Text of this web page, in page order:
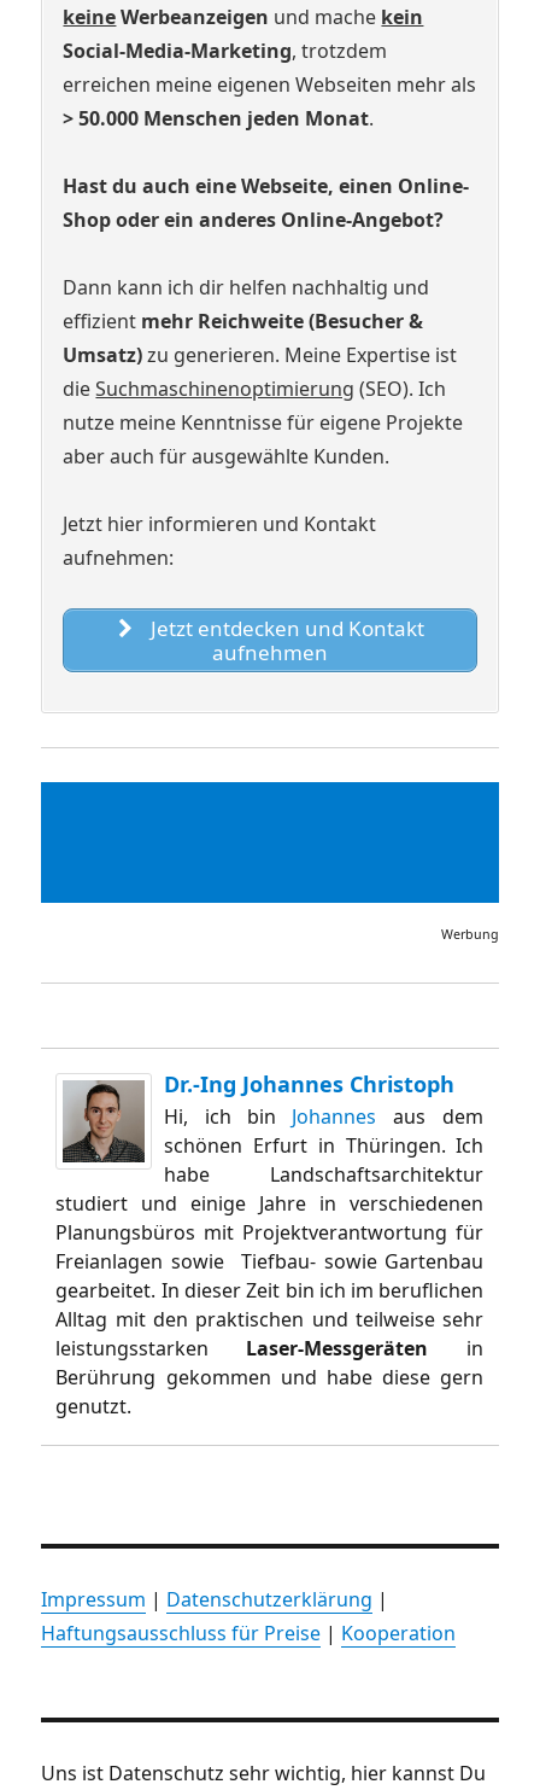
keineWerbeanzeigen und mache kein
Social-Media-Marketing, trotzdem
erreichen meine eigenen Webseiten mehr als
> 50.000 Menschen jeden Monat.
Hast du auch eine Webseite, einen Online-
Shop oder ein anderes Online-Angebot?
Dann kann ich dir helfen nachhaltig und
effizient mehr Reichweite (Besucher &
Umsatz)zu generieren. Meine Expertise ist
dieSuchmaschinenoptimierung (SEO). Ich
nutze meine Kenntnisse für eigene Projekte
aber auch für ausgewählte Kunden.
Jetzt hier informieren und Kontakt
aufnehmen:
Jetzt entdecken und Kontakt
aufnehmen
Werbung
Dr.-Ing Johannes Christoph
Hi, ich bin Johannes aus dem
schönen Erfurt in Thüringen. Ich
habe Landschaftsarchitektur
studiert und einige Jahre in verschiedenen
Planungsbüros mit Projektverantwortung für
Freianlagen sowie Tiefbau- sowie Gartenbau
gearbeitet. In dieser Zeit bin ich im beruflichen
Alltag mit den praktischen und teilweise sehr
leistungsstarken Laser-Messgeräten in
Berührung gekommen und habe diese gern
genutzt.
Impressum | Datenschutzerklärung |
Haftungsausschluss für Preise | Kooperation
Uns ist Datenschutz sehr wichtig, hier kannst Du